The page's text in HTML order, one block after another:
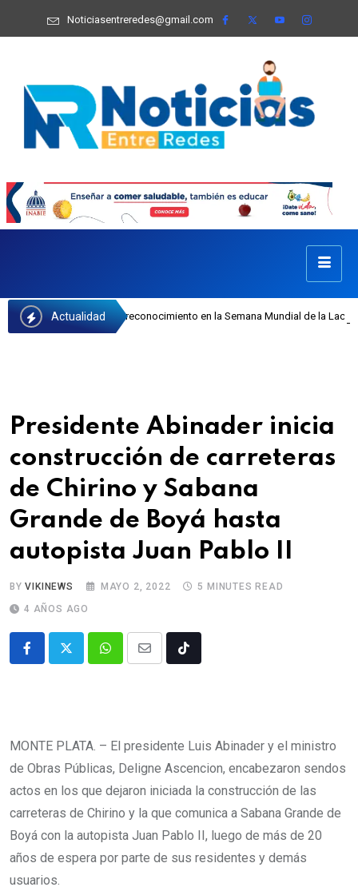
Noticiasentreredes@gmail.com
Actualidad
recibe reconocimiento en la Semana Mundial de la Lactancia Materna
Presidente Abinader inicia
construcción de carreteras
de Chirino y Sabana
Grande de Boyá hasta
autopista Juan Pablo II
BYVIKINEWS MAYO 2, 2022
5 MINUTES READ
4 AÑOS AGO
MONTE PLATA. – El presidente Luis Abinader y el ministro
de Obras Públicas, Deligne Ascencion, encabezaron sendos
actos en los que dejaron iniciada la construcción de las
carreteras de Chirino y la que comunica a Sabana Grande de
Boyá con la autopista Juan Pablo II, luego de más de 20
años de espera por parte de sus residentes y demás
usuarios.